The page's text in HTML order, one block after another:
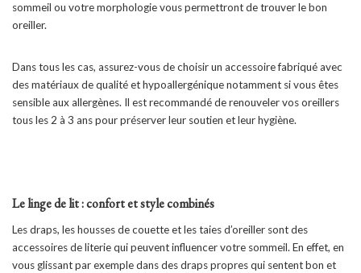
sommeil ou votre morphologie vous permettront de trouver le bon
oreiller.
Dans tous les cas, assurez-vous de choisir un accessoire fabriqué avec
des matériaux de qualité et hypoallergénique notamment si vous êtes
sensible aux allergènes. Il est recommandé de renouveler vos oreillers
tous les 2 à 3 ans pour préserver leur soutien et leur hygiène.
Le linge de lit : confort et style combinés
Les draps, les housses de couette et les taies d’oreiller sont des
accessoires de literie qui peuvent influencer votre sommeil. En effet, en
vous glissant par exemple dans des draps propres qui sentent bon et